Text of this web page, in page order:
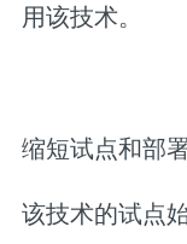
用该技术。
缩短试点和部
该技术的试点